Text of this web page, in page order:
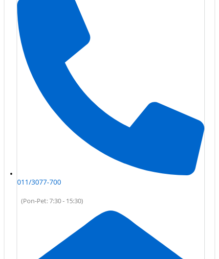
011/3077-700
(Pon-Pet: 7:30 - 15:30)